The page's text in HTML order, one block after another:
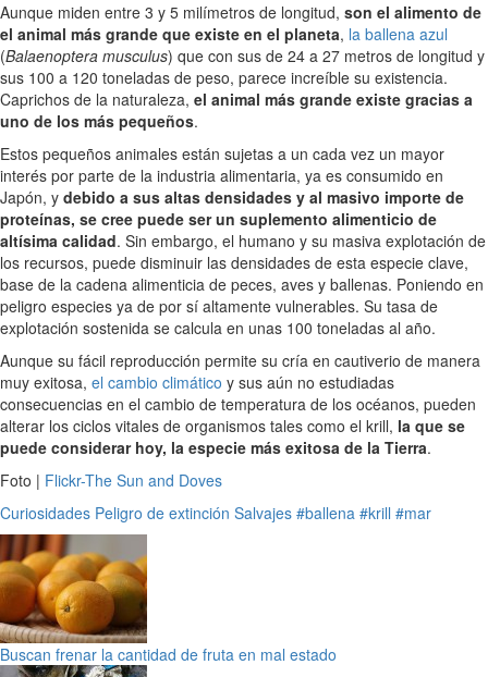
Aunque miden entre 3 y 5 milímetros de longitud, son el alimento de
el animal más grande que existe en el planeta, la ballena azul
(Balaenoptera musculus) que con sus de 24 a 27 metros de longitud y
sus 100 a 120 toneladas de peso, parece increíble su existencia.
Caprichos de la naturaleza, el animal más grande existe gracias a
uno de los más pequeños.
Estos pequeños animales están sujetas a un cada vez un mayor
interés por parte de la industria alimentaria, ya es consumido en
Japón, y debido a sus altas densidades y al masivo importe de
proteínas, se cree puede ser un suplemento alimenticio de
altísima calidad. Sin embargo, el humano y su masiva explotación de
los recursos, puede disminuir las densidades de esta especie clave,
base de la cadena alimenticia de peces, aves y ballenas. Poniendo en
peligro especies ya de por sí altamente vulnerables. Su tasa de
explotación sostenida se calcula en unas 100 toneladas al año.
Aunque su fácil reproducción permite su cría en cautiverio de manera
muy exitosa, el cambio climático y sus aún no estudiadas
consecuencias en el cambio de temperatura de los océanos, pueden
alterar los ciclos vitales de organismos tales como el krill, la que se
puede considerar hoy, la especie más exitosa de la Tierra.
Foto | Flickr-The Sun and Doves
Curiosidades Peligro de extinción Salvajes #ballena #krill #mar
Buscan frenar la cantidad de fruta en mal estado